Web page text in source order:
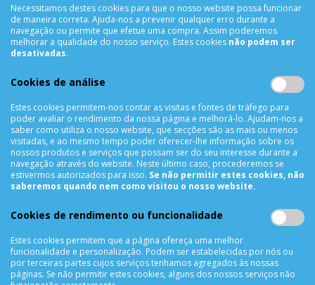
comercial@cellrepair.pt
vendas@cellrepair.pt
229 380 496 Chamada para a rede fixa nacional
910991733
Segunda a Sexta das 10h00 às 19h00
Sábado das 9h00 às 13h00
INFORMAÇÕES
Termos & Condições
Política de Privacidade
Trocas & Devoluções
Métodos de Pagamento
Necessitamos destes cookies para que o nosso website possa funcionar
de maneira correta. Ajuda-nos a prevenir qualquer erro durante a
navegação ou permite que efetue uma compra. Assim poderemos
melhorar a qualidade do nosso serviço. Estes cookies não podem ser
desativadas.
Cookies de análise
Estes cookies permitem-nos contar as visitas e fontes de tráfego para
poder avaliar o rendimento da nossa página e melhorá-lo. Ajudam-nos a
saber como utiliza o nosso website, que secções são as mais ou menos
visitadas, e ao mesmo tempo poder oferecer-lhe informação sobre os
nossos produtos e serviços que possam ser do seu interesse durante a
navegação através do website. Neste último caso, procederemos se
estivermos autorizados para isso. Se não permitir estes cookies, não
saberemos quando nem como visitou o nosso website.
Cookies de rendimento ou funcionalidade
Estes cookies permitem que a página ofereça uma melhor
funcionalidade e personalização. Podem ser estabelecidas por nós ou
por terceiras partes cujos serviços tenhamos agregados às nossas
páginas. Se não permitir estes cookies, alguns dos nossos serviços não